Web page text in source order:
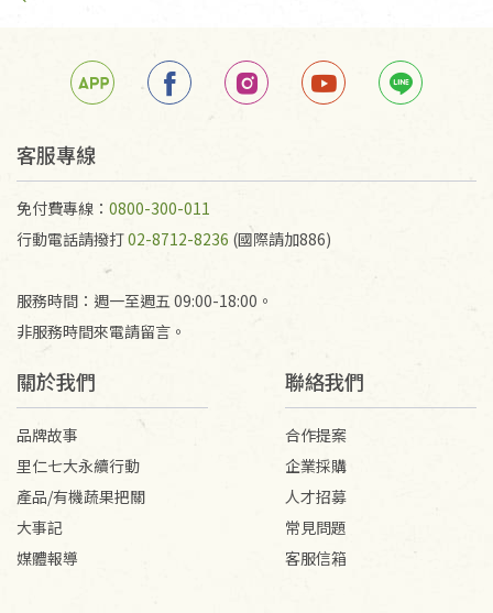
若未保持原包裝方式或未使用原箱退回，導致書籍有
任何折損、磨損、污損或凹角，將不接受退貨，也不
不接受退貨之手抄稿，為敬重法寶故，里仁網購無法
代為結緣處理等。 若需將手抄稿寄還給消費者，因而
產生的運費100元/箱將由消費者負擔。
客服專線
免付費專線： 0800-300-011
行動電話請撥打02-8712-8236 (國際請加886)
服務時間：週一至週五 09:00-18:00。
非服務時間來電請留言。
關於我們
品牌故事
里仁七大永續行動
產品/有機蔬果把關
大事記
媒體報導
聯絡我們
合作提案
企業採購
人才招募
常見問題
客服信箱